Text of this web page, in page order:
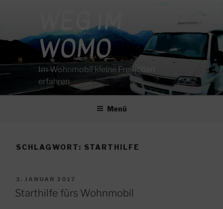
WEG IM
WOMO
Im Wohnmobil kleine Freiheiten
erfahren
Menü
SCHLAGWORT: STARTHILFE
VERÖFFENTLICHT
AM
3. JANUAR 2017
Starthilfe fürs Wohnmobil